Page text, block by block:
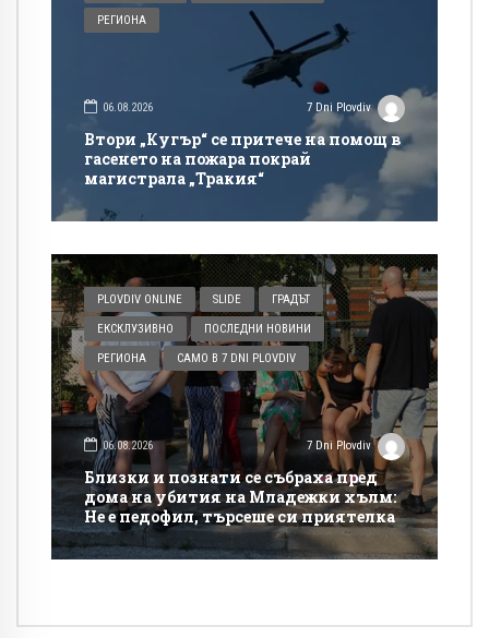
РЕГИОНА
06.08.2026 7 Dni Plovdiv
Втори „Кугър“ се притече на помощ в
гасенето на пожара покрай
магистрала „Тракия“
PLOVDIV ONLINE SLIDE ГРАДЪТ
ЕКСКЛУЗИВНО ПОСЛЕДНИ НОВИНИ
РЕГИОНА САМО В 7 DNI PLOVDIV
06.08.2026 7 Dni Plovdiv
Близки и познати се събраха пред
дома на убития на Младежки хълм:
Не е педофил, търсеше си приятелка